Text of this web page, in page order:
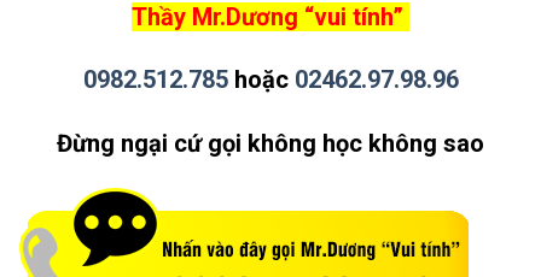
Thầy Mr.Dương “vui tính”
0982.512.785hoặc 02462.97.98.96
Đừng ngại cứ gọi không học không sao